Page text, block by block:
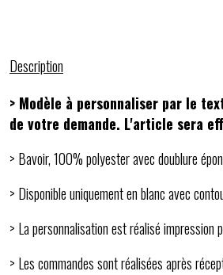
Description
> Modèle à personnaliser par le
de votre demande. L'article sera
> Bavoir, 100% polyester avec doublure
> Disponible uniquement en blanc avec
> La personnalisation est réalisé
> Les commandes sont réalisées après